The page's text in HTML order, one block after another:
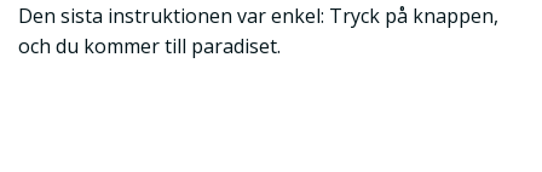
Den sista instruktionen var enkel: Tryck på knappen,
och du kommer till paradiset.